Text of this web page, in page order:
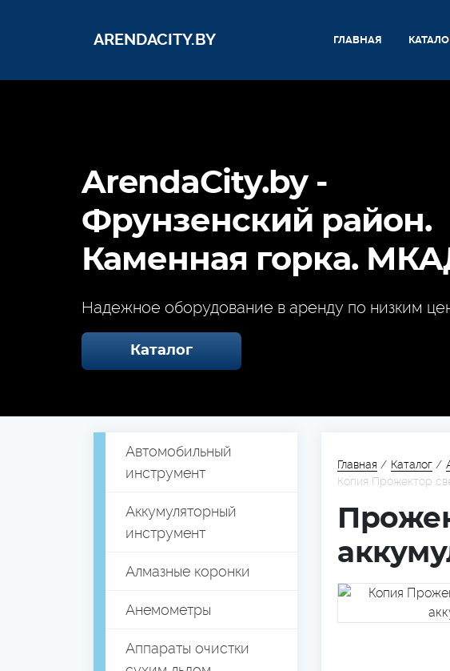
ARENDACITY.BY ГЛАВНАЯ
ArendaCity.by -
Фрунзенский район.
Каменная горка.
Надежное оборудование в аренду по низким
Каталог
Автомобильный
инструмент
Аккумуляторный
инструмент
Алмазные коронки
Анемометры
Аппараты очистки
Главная / Каталог /
Копия Прожектор